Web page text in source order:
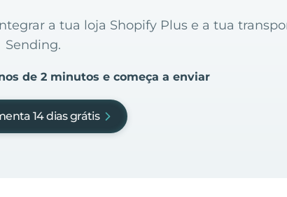
a tua loja Shopify Plus e a tua
Sending.
de 2 minutos e começa a enviar
14 dias grátis